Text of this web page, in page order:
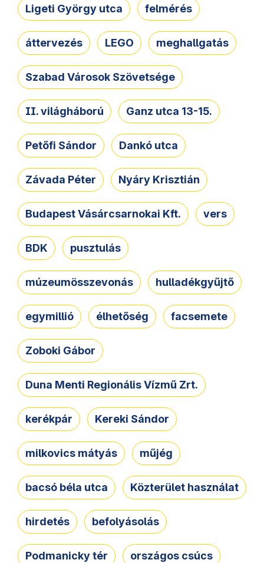
Ligeti György utca felmérés
áttervezés LEGO meghallgatás
Szabad Városok Szövetsége
II. világháború Ganz utca 13-15.
Petőfi Sándor Dankó utca
Závada Péter Nyáry Krisztián
Budapest Vásárcsarnokai Kft. vers
BDK pusztulás
múzeumösszevonás hulladékgyűjtő
egymillió élhetőség facsemete
Zoboki Gábor
Duna Menti Regionális Vízmű Zrt.
kerékpár Kereki Sándor
milkovics mátyás műjég
bacsó béla utca Közterület használat
hirdetés befolyásolás
Podmanicky tér országos csúcs